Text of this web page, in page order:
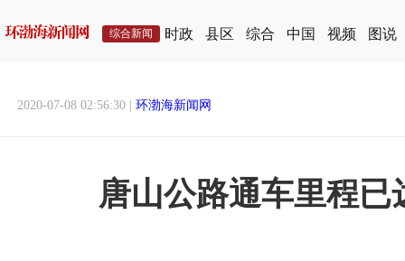
综合新闻 时政 县区 综合 中国 视频 图说
2020-07-08 02:56:30 | 环渤海新闻网
唐山公路通车里程已